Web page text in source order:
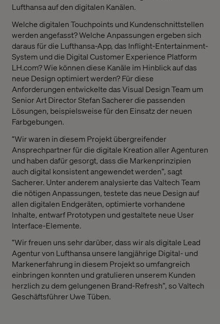
Lufthansa auf den digitalen Kanälen.
Welche digitalen Touchpoints und Kundenschnittstellen
werden angefasst? Welche Anpassungen ergeben sich
daraus für die Lufthansa-App, das Inflight-Entertainment-
System und die Digital Customer Experience Platform
LH.com? Wie können diese Kanäle im Hinblick auf das
neue Design optimiert werden? Für diese
Anforderungen entwickelte das Visual Design Team um
Senior Art Director Stefan Sacherer die passenden
Lösungen, beispielsweise für den Einsatz der neuen
Farbgebungen.
“Wir waren in diesem Projekt übergreifender
Ansprechpartner für die digitale Kreation aller Agenturen
und haben dafür gesorgt, dass die Markenprinzipien
auch digital konsistent angewendet werden”, sagt
Sacherer. Unter anderem analysierte das Valtech Team
die nötigen Anpassungen, testete das neue Design auf
allen digitalen Endgeräten, optimierte vorhandene
Inhalte, entwarf Prototypen und gestaltete neue User
Interface-Elemente.
“Wir freuen uns sehr darüber, dass wir als digitale Lead
Agentur von Lufthansa unsere langjährige Digital- und
Markenerfahrung in diesem Projekt so umfangreich
einbringen konnten und gratulieren unserem Kunden
herzlich zu dem gelungenen Brand-Refresh”, so Valtech
Geschäftsführer Uwe Tüben.